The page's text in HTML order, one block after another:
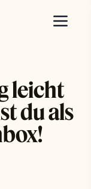
leicht
du als